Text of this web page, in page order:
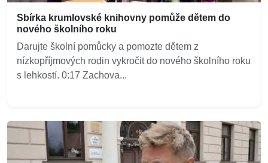
Sbírka krumlovské knihovny pomůže dětem do
nového školního roku
Darujte školní pomůcky a pomozte dětem z
nízkopříjmových rodin vykročit do nového školního roku
s lehkostí. 0:17 Zachova...